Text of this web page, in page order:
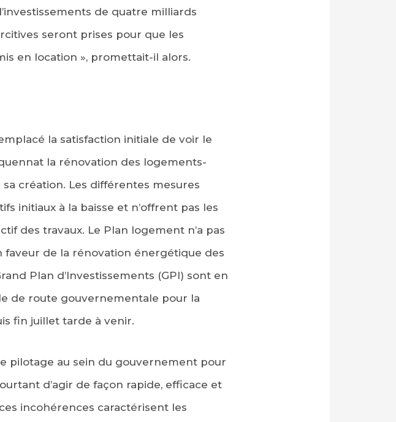
de quatre milliards
seront prises pour que les
en location », promettait-il alors.
la satisfaction initiale de voir le
la rénovation des logements-
création. Les différentes mesures
initiaux à la baisse et n’offrent pas les
des travaux. Le Plan logement n’a pas
de la rénovation énergétique des
Plan d’Investissements (GPI) sont en
de route gouvernementale pour la
fin juillet tarde à venir.
pilotage au sein du gouvernement pour
d’agir de façon rapide, efficace et
incohérences caractérisent les